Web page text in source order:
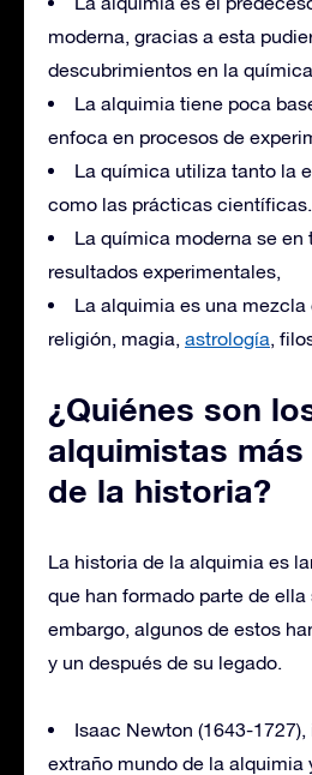
moderna, gracias a esta
descubrimientos en la
La alquimia tiene poca
enfoca en procesos de
La química utiliza tanto la
como las prácticas científicas.
La química moderna se
resultados experimentales,
La alquimia es una
religión, magia, astrología,
¿Quiénes son
alquimistas
de la historia?
La historia de la alquimia es
que han formado parte de ella
embargo, algunos de estos
y un después de su legado.
Isaac Newton (1643-
extraño mundo de la alquimia